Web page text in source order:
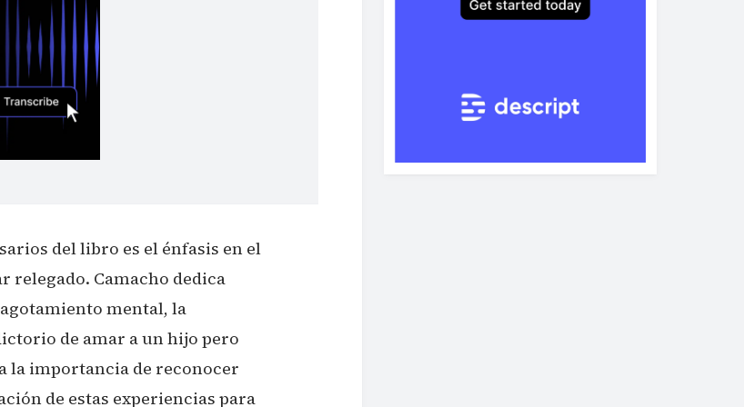
del libro es el énfasis en el
relegado. Camacho dedica
mental, la
de amar a un hijo pero
la importancia de reconocer
de estas experiencias para